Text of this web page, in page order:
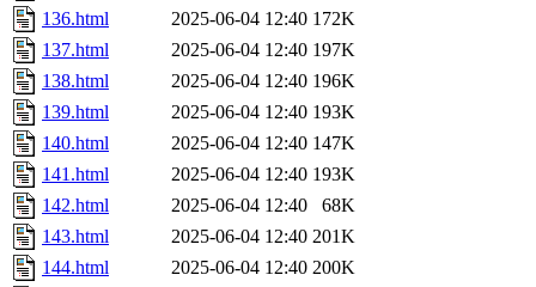
136.html
2025-06-04 12:40 172K
137.html
2025-06-04 12:40 197K
138.html
2025-06-04 12:40 196K
139.html
2025-06-04 12:40 193K
140.html
2025-06-04 12:40 147K
141.html
2025-06-04 12:40 193K
142.html
2025-06-04 12:40
68K
143.html
2025-06-04 12:40 201K
144.html
2025-06-04 12:40 200K